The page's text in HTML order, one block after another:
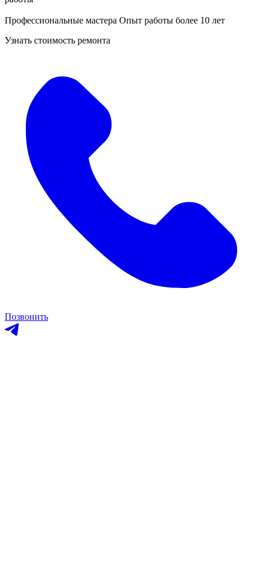
Профессиональные мастера Опыт работы более 10 лет
Узнать стоимость ремонта
Позвонить